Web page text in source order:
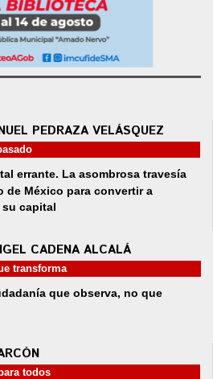
PEDRAZA VELÁSQUEZ
errante. La asombrosa travesía
de México para convertir a
su capital
CADENA ALCALÁ
transforma
que observa, no que
todos